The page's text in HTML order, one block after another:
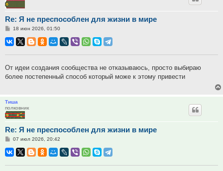
Re: Я не преспособлен для жизни в мире
Сообщение
18 июн 2026, 01:50
От идеи создания сообщества не отказываюсь, просто выбираю
более постепенный способ который може к этому привести
Тиша
полковник
Re: Я не преспособлен для жизни в мире
Сообщение
07 июл 2026, 20:42